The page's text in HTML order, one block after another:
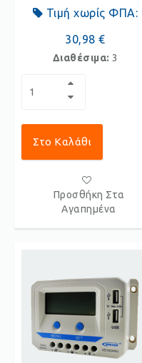
Τιμή χωρίς ΦΠΑ:
30,98 €
Διαθέσιμα: 3
Στο Καλάθι
Προσθήκη Στα
Αγαπημένα